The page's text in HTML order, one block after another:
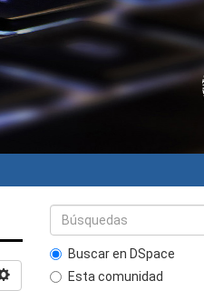
Buscar en DSpace
Esta comunidad